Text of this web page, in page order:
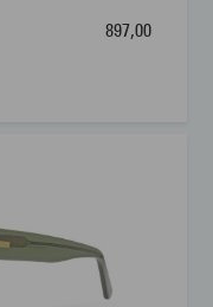
897,00